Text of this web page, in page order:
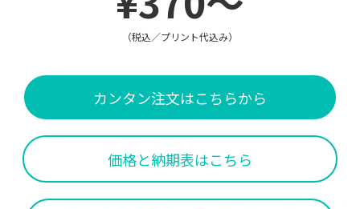
（税込／プリント代込み）
カンタン注文はこちらから
価格と納期表はこちら